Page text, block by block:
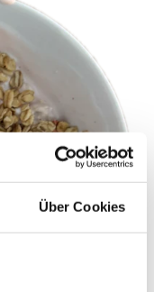
Über Cookies